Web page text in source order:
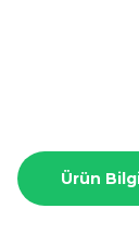
Ürün